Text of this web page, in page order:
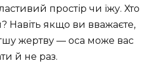
простір чи їжу. Хто
Навіть якщо ви вважаєте,
жертву — оса може вас
й не раз.